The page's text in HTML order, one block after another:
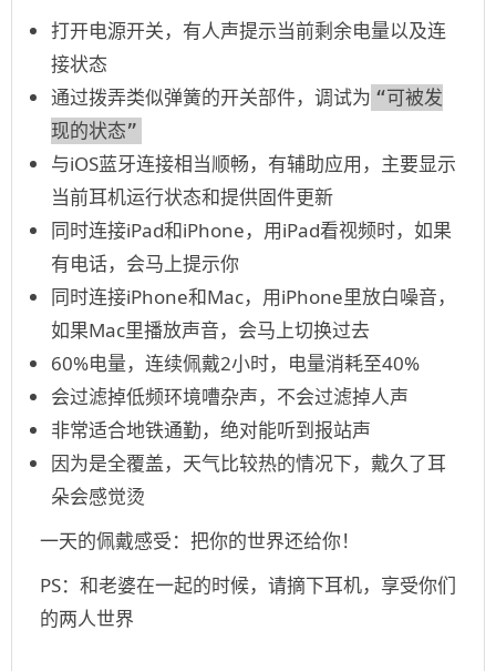
打开电源开关，有人声提示当前剩余电量以及连
接状态
通过拨弄类似弹簧的开关部件，调试为 “可被发
现的状态”
与iOS蓝牙连接相当顺畅，有辅助应用，主要显示
当前耳机运行状态和提供固件更新
同时连接iPad和iPhone，用iPad看视频时，如果
有电话，会马上提示你
同时连接iPhone和Mac，用iPhone里放白噪音，
如果Mac里播放声音，会马上切换过去
60%电量，连续佩戴2小时，电量消耗至40%
会过滤掉低频环境嘈杂声，不会过滤掉人声
非常适合地铁通勤，绝对能听到报站声
因为是全覆盖，天气比较热的情况下，戴久了耳
朵会感觉烫
一天的佩戴感受：把你的世界还给你！
PS：和老婆在一起的时候，请摘下耳机，享受你们
的两人世界